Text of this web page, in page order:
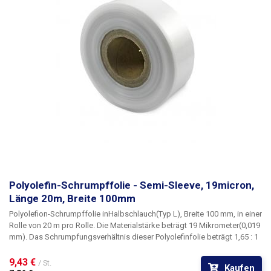
mm) Schrumpfungstemperatur: 100 - 180 °C Schrumpfungsrate: 1,65 : 1
Folienart: Polyolefin Form: halbarmig (L) Innendurchmesser der Rolle: 76
mm Farbe: transparent
Polyolefin-Schrumpffolie - Semi-Sleeve, 19micron,
Länge 20m, Breite 100mm
Polyolefion-Schrumpffolie inHalbschlauch(Typ L), Breite 100 mm, in einer
Rolle von 20 m pro Rolle. Die Materialstärke beträgt 19 Mikrometer(0,019
mm). Das Schrumpfungsverhältnis dieser Polyolefinfolie beträgt 1,65 : 1
und Durchstoßfestigkeit sowie gute Dehnungseigenschaften. Die Folien
9,43 € / St. Kaufen